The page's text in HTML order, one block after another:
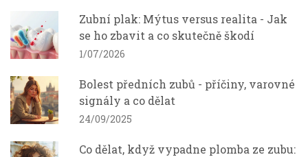
Zubní plak: Mýtus versus realita - Jak
se ho zbavit a co skutečně škodí
1/07/2026
Bolest předních zubů - příčiny, varovné
signály a co dělat
24/09/2025
Co dělat, když vypadne plomba ze zubu: